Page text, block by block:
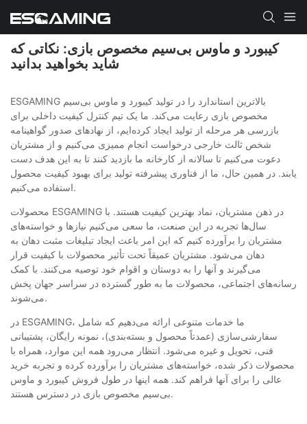
کیبورد و ماوس بی‌سیم مخصوص بازی: نکاتی که
شاید بخواهید بدانید
ESGAMING بالاترین استاندارد را در تولید کیبورد و ماوس بی‌سیم
مخصوص بازی رعایت می‌کند. ما یک تیم کنترل کیفیت داخلی برای
بازرسی هر مرحله از تولید ایجاد کرده‌ایم، از نهادهای صدور گواهینامه
شخص ثالث خارجی درخواست انجام ممیزی می‌کنیم و از مشتریان
دعوت می‌کنیم تا سالانه از کارخانه ما بازدید کنند تا به این هدف دست
یابند. در همین حال، ما از فناوری پیشرفته تولید برای بهبود کیفیت محصول
استفاده می‌کنیم.
محصولات ESGAMING در ذهن مشتریان، نماد بهترین کیفیت هستند. با
سال‌ها تجربه در این صنعت، ما سعی می‌کنیم نیازها و خواسته‌های
مشتریان را برآورده کنیم که این امر باعث ایجاد تبلیغات مثبت دهان به
دهان می‌شود. مشتریان عمیقاً تحت تأثیر محصولات با کیفیت قرار
می‌گیرند و آنها را به دوستان و اقوام خود توصیه می‌کنند. با کمک
رسانه‌های اجتماعی، محصولات ما به طور گسترده در سراسر جهان پخش
می‌شوند.
در ESGAMING، ما خدمات متنوعی ارائه می‌دهیم که شامل
سفارشی‌سازی (عمدتاً محصول و بسته‌بندی)، نمونه رایگان، پشتیبانی
فنی، تحویل و غیره می‌شود. انتظار می‌رود همه این موارد، همراه با
محصولات ذکر شده، خواسته‌های مشتریان را برآورده کرده و تجربه خرید
عالی را برای آنها فراهم کند. همه اینها در طول فروش کیبورد و ماوس
بی‌سیم مخصوص بازی در دسترس هستند.